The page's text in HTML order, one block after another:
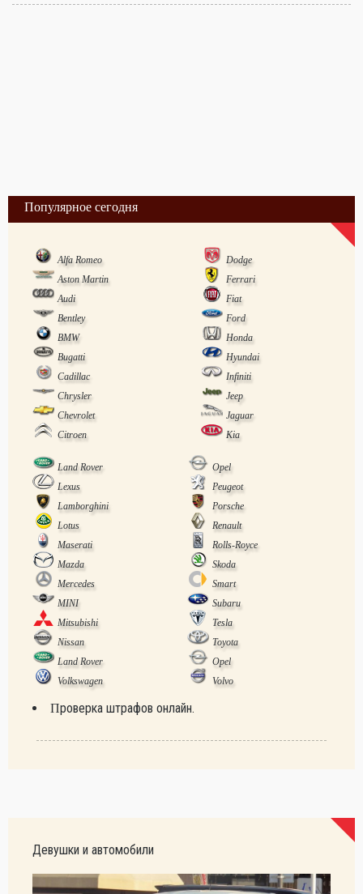
Популярное сегодня
Alfa Romeo
Dodge
Aston Martin
Ferrari
Audi
Fiat
Bentley
Ford
BMW
Honda
Bugatti
Hyundai
Cadillac
Infiniti
Chrysler
Jeep
Chevrolet
Jaguar
Citroen
Kia
Land Rover
Opel
Lexus
Peugeot
Lamborghini
Porsche
Lotus
Renault
Maserati
Rolls-Royce
Mazda
Skoda
Mercedes
Smart
MINI
Subaru
Mitsubishi
Tesla
Nissan
Toyota
Land Rover
Opel
Volkswagen
Volvo
Проверка штрафов онлайн.
Девушки и автомобили